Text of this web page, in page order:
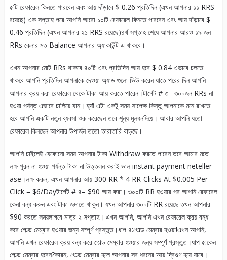
৫টি রেফারেল কিনতে পারবেন এবং আয় দাঁড়াবে $ 0.26 প্রতিদিন (এখন আপনার ১১ RRS
রয়েছে) এক সপ্তাহ পরে আপনি আরো ১০টি রেফারেল কিনতে পারবেন এবং আয় দাঁড়াবে $
0.46 প্রতিদিন (এখন আপনার ২১ RRS রয়েছে)৪র্থ সপ্তাহ শেষে আপনার আরও ১৯ জন
RRs কেনার মত Balance আপনার অ্যাকাউন্ট এ থাকবে।
এখন আপনার মোট RRs থাকবে ৪০টি এবং প্রতিদিন আয় হবে $ 0.84 এভাবে চলতে
থাকবে আপনি প্রতিদিন আপনাকে দেওয়া অ্যাড গুলো ভিউ করেন যাতে পরের দিন আপনি
আপনার ক্রয় করা রেফারেল থেকে টাকা আয় করতে পারেন।টার্গেট # ৩– ৩০০জন RRs না
হওয়া পর্যন্ত এভাবে চালিয়ে যান। হ্যাঁ এটা একটু সময় সাপেক্ষ কিন্তু আপনাকে মনে রাখতে
হবে আপনি একটি নতুন ব্যবসা শুরু করেছেন তবে শূন্য মূলধনদিয়ে। আবার আপনি যতো
রেফারেল কিনছেন আপনার উপার্জন ততো তারাতারি বাড়ছে।
আপনি চাইলেই যেকোনো সময় আপনার টাকা Withdraw করতে পারেন তবে আমার মতে
লক্ষ পুরন না হওয়া পর্যন্ত টাকা না উত্তলন করাই ভাল instant payment neteller
ase।লক্ষ করুন, এখন আপনার আয় 300 RR * 4 RR-Clicks At $0.005 Per
Click = $6/Dayটার্গেট # ৪– $90 আয় করা। ৩০০টি RR হওয়ার পর আপনি রেফারেল
কেনা বন্ধ করুন এবং টাকা জমাতে থাকুন। যখন আপনার ৩০০টি RR রয়েছে তখন আপনার
$90 করতে সময়লাগবে মাত্র ২ সপ্তাহ। এখন আপনি, আপনি এখন রেফারেল ক্রয় বন্ধ
করে গোল্ড মেম্বার হওয়ার জন্য সম্পূর্ণ প্রস্তুত।ধাপ ৪:গোল্ড মেম্বার হওয়া!এখন আপনি,
আপনি এখন রেফারেল ক্রয় বন্ধ করে গোল্ড মেম্বার হওয়ার জন্য সম্পূর্ণ প্রস্তুত।ধাপ ৫:কেন
গোল্ড মেম্বার হবেন?কারন, গোল্ড মেম্বার হলে আপনার সব ধরনের আয় দ্বিগুণ হয়ে যাবে।